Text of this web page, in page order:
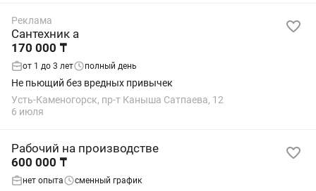
Реклама
Сантехник а
170 000 ₸
от 1 до 3 лет полный день
Не пьющий без вредных привычек
Усть-Каменогорск, пр-т Каныша Сатпаева, 12
6 июля
Рабочий на производстве
600 000 ₸
нет опыта сменный график